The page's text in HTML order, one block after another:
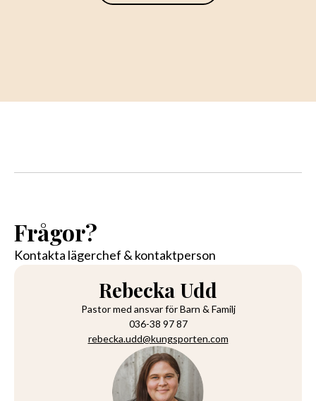
Frågor?
Kontakta lägerchef & kontaktperson
Rebecka Udd
Pastor med ansvar för Barn & Familj
036-38 97 87
rebecka.udd@kungsporten.com